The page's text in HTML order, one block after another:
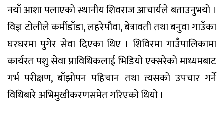
नयाँ आशा पलाएको स्थानीय शिवराज आचार्यले बताउनुभयो ।
विज्ञ टोलीले कर्मीडाँडा, लहरेपौवा, बेत्रावती तथा बनुवा गाउँका
घरघरमा पुगेर सेवा दिएका थिए । शिविरमा गाउँपालिकामा
कार्यरत पशु सेवा प्राविधिकलाई भिडियो एक्सरेको माध्यमबाट
गर्भ परीक्षण, बाँझोपन पहिचान तथा त्यसको उपचार गर्ने
विधिबारे अभिमुखीकरणसमेत गरिएको थियो ।